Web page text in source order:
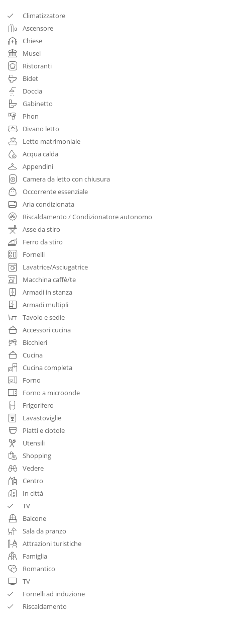
Climatizzatore
Ascensore
Chiese
Musei
Ristoranti
Bidet
Doccia
Gabinetto
Phon
Divano letto
Letto matrimoniale
Acqua calda
Appendini
Camera da letto con chiusura
Occorrente essenziale
Aria condizionata
Riscaldamento / Condizionatore autonomo
Asse da stiro
Ferro da stiro
Fornelli
Lavatrice/Asciugatrice
Macchina caffè/te
Armadi in stanza
Armadi multipli
Tavolo e sedie
Accessori cucina
Bicchieri
Cucina
Cucina completa
Forno
Forno a microonde
Frigorifero
Lavastoviglie
Piatti e ciotole
Utensili
Shopping
Vedere
Centro
In città
TV
Balcone
Sala da pranzo
Attrazioni turistiche
Famiglia
Romantico
TV
Fornelli ad induzione
Riscaldamento